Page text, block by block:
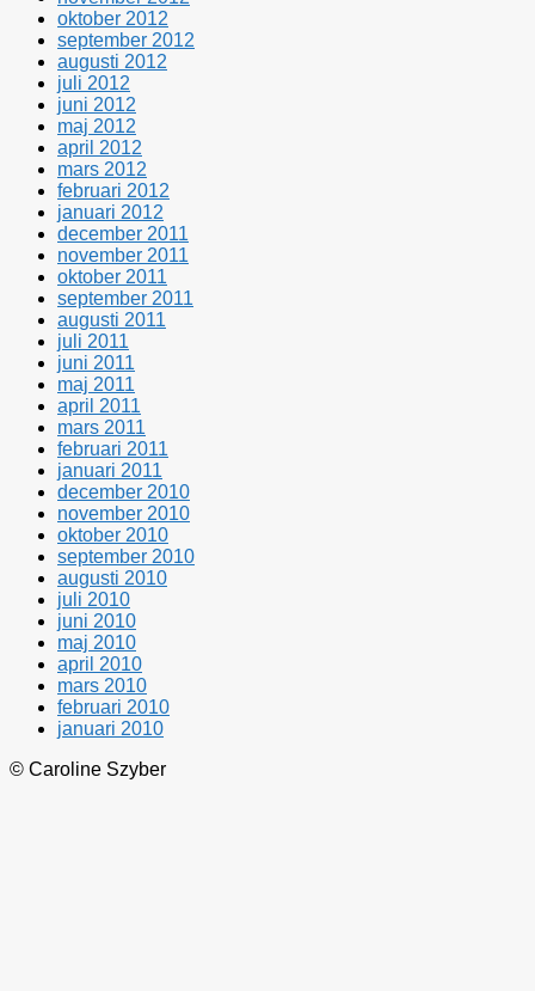
oktober 2012
september 2012
augusti 2012
juli 2012
juni 2012
maj 2012
april 2012
mars 2012
februari 2012
januari 2012
december 2011
november 2011
oktober 2011
september 2011
augusti 2011
juli 2011
juni 2011
maj 2011
april 2011
mars 2011
februari 2011
januari 2011
december 2010
november 2010
oktober 2010
september 2010
augusti 2010
juli 2010
juni 2010
maj 2010
april 2010
mars 2010
februari 2010
januari 2010
© Caroline Szyber